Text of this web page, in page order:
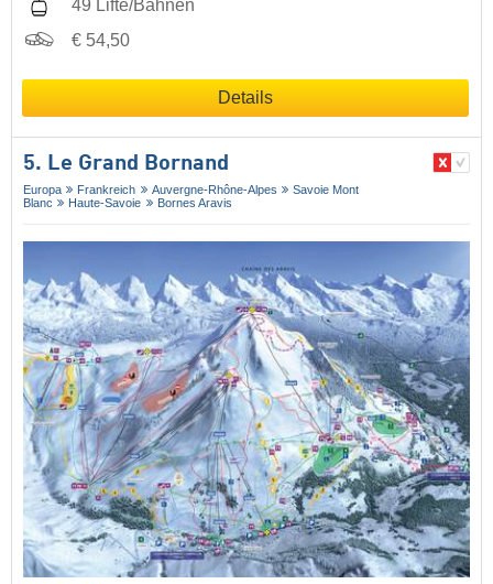
49 Lifte/Bahnen
€ 54,50
Details
5. Le Grand Bornand
Europa Frankreich Auvergne-Rhône-Alpes
Savoie Mont
Blanc
Haute-Savoie Bornes Aravis